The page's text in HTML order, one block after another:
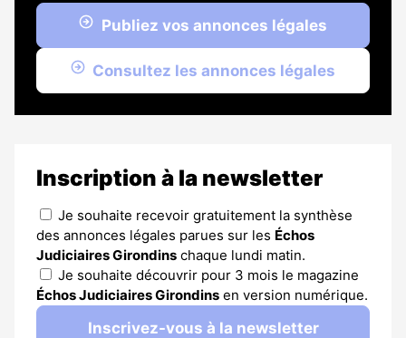
Publiez vos annonces légales
Consultez les annonces légales
Inscription à la newsletter
Je souhaite recevoir gratuitement la synthèse
des annonces légales parues sur les Échos
Judiciaires Girondins chaque lundi matin.
Je souhaite découvrir pour 3 mois le magazine
Échos Judiciaires Girondins en version numérique.
Inscrivez-vous à la newsletter